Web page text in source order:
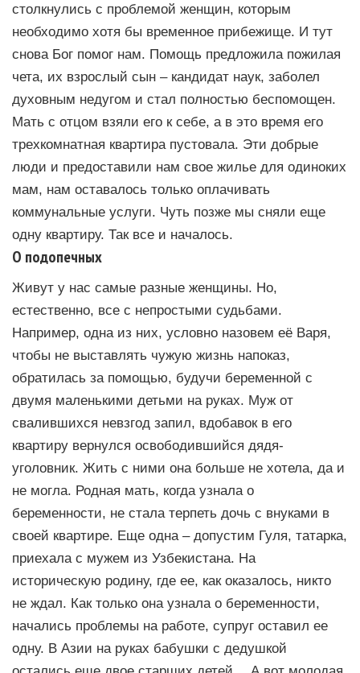
столкнулись с проблемой женщин, которым
необходимо хотя бы временное прибежище. И тут
снова Бог помог нам. Помощь предложила пожилая
чета, их взрослый сын – кандидат наук, заболел
духовным недугом и стал полностью беспомощен.
Мать с отцом взяли его к себе, а в это время его
трехкомнатная квартира пустовала. Эти добрые
люди и предоставили нам свое жилье для одиноких
мам, нам оставалось только оплачивать
коммунальные услуги. Чуть позже мы сняли еще
одну квартиру. Так все и началось.
О подопечных
Живут у нас самые разные женщины. Но,
естественно, все с непростыми судьбами.
Например, одна из них, условно назовем её Варя,
чтобы не выставлять чужую жизнь напоказ,
обратилась за помощью, будучи беременной с
двумя маленькими детьми на руках. Муж от
свалившихся невзгод запил, вдобавок в его
квартиру вернулся освободившийся дядя-
уголовник. Жить с ними она больше не хотела, да и
не могла. Родная мать, когда узнала о
беременности, не стала терпеть дочь с внуками в
своей квартире. Еще одна – допустим Гуля, татарка,
приехала с мужем из Узбекистана. На
историческую родину, где ее, как оказалось, никто
не ждал. Как только она узнала о беременности,
начались проблемы на работе, супруг оставил ее
одну. В Азии на руках бабушки с дедушкой